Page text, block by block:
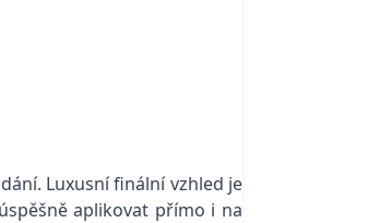
Luxusní finální vzhled je
aplikovat přímo i na